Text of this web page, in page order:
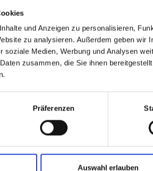
und Anzeigen zu personalisieren,
zu analysieren. Außerdem geben wir
soziale Medien, Werbung und Analysen
zusammen, die Sie ihnen
Präferenzen
Auswahl erlauben